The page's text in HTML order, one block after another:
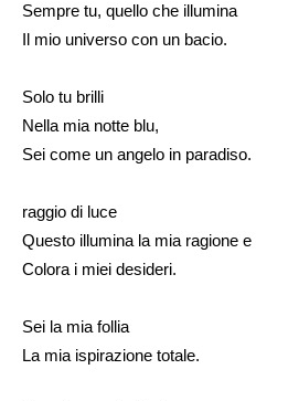
Sempre tu, quello che illumina
Il mio universo con un bacio.
Solo tu brilli
Nella mia notte blu,
Sei come un angelo in paradiso.
raggio di luce
Questo illumina la mia ragione e
Colora i miei desideri.
Sei la mia follia
La mia ispirazione totale.